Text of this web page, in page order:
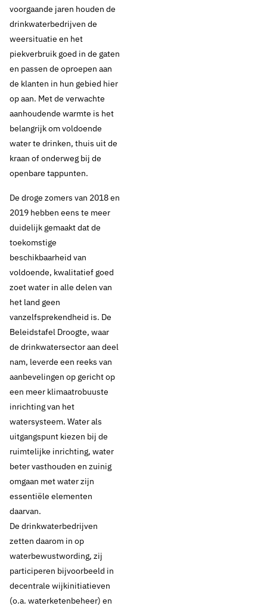
Droog en warm:
drinkwatersector
roept gebruikers op
bewust om te gaan
met water
Thema's:
Beveiliging en crisismanagement
voorgaande jaren houden de
drinkwaterbedrijven de
weersituatie en het
piekverbruik goed in de gaten
en passen de oproepen aan
de klanten in hun gebied hier
op aan. Met de verwachte
aanhoudende warmte is het
belangrijk om voldoende
water te drinken, thuis uit de
kraan of onderweg bij de
openbare tappunten.
De droge zomers van 2018 en
2019 hebben eens te meer
duidelijk gemaakt dat de
toekomstige
beschikbaarheid van
voldoende, kwalitatief goed
zoet water in alle delen van
het land geen
vanzelfsprekendheid is. De
Beleidstafel Droogte, waar
de drinkwatersector aan deel
nam, leverde een reeks van
aanbevelingen op gericht op
een meer klimaatrobuuste
inrichting van het
watersysteem. Water als
uitgangspunt kiezen bij de
ruimtelijke inrichting, water
beter vasthouden en zuinig
omgaan met water zijn
essentiële elementen
daarvan.
De drinkwaterbedrijven
zetten daarom in op
waterbewustwording, zij
participeren bijvoorbeeld in
decentrale wijkinitiatieven
(o.a. waterketenbeheer) en